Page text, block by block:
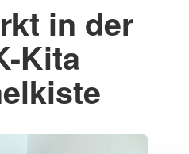
in der
Kita